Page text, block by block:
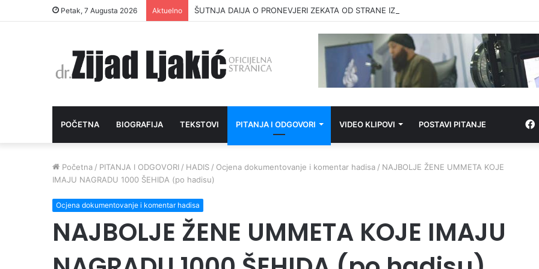
Petak, 7 Augusta 2026 Aktuelno ŠUTNJA DAIJA O PRONEVJERI ZEKATA OD STRANE IZ-a
POČETNA BIOGRAFIJA TEKSTOVI PITANJA I ODGOVORI VIDEO KLIPOVI POSTAVI PITANJE
Početna / PITANJA I ODGOVORI / HADIS / Ocjena dokumentovanje i komentar hadisa / NAJBOLJE ŽENE UMMETA KOJE
IMAJU NAGRADU 1000 ŠEHIDA (po hadisu)
Ocjena dokumentovanje i komentar hadisa
NAJBOLJE ŽENE UMMETA KOJE IMAJU